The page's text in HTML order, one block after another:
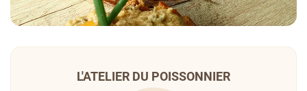
L'ATELIER DU POISSONNIER